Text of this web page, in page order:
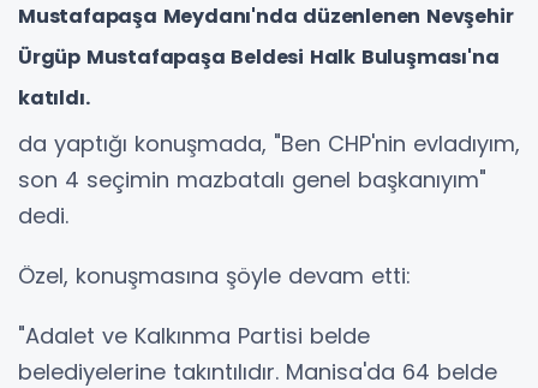
Mustafapaşa Meydanı'nda düzenlenen Nevşehir
Ürgüp Mustafapaşa Beldesi Halk Buluşması'na
katıldı.
da yaptığı konuşmada, "Ben CHP'nin evladıyım,
son 4 seçimin mazbatalı genel başkanıyım"
dedi.
Özel, konuşmasına şöyle devam etti:
"Adalet ve Kalkınma Partisi belde
belediyelerine takıntılıdır. Manisa'da 64 belde